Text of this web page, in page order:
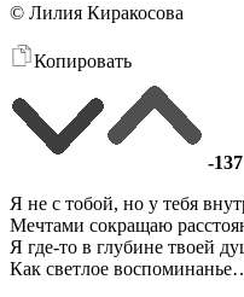
© Лилия Киракосова
Копировать
-137
Я не с тобой, но у тебя
Мечтами сокращаю
Я где-то в глубине твоей
Как светлое